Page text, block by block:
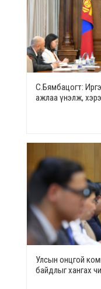
С.Бямбацогт: Иргэд,
ажлаа үнэлж,
Улсын онцгой
байдлыг хангах